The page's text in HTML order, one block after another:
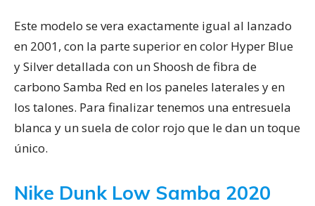
Este modelo se vera exactamente igual al lanzado
en 2001, con la parte superior en color Hyper Blue
y Silver detallada con un Shoosh de fibra de
carbono Samba Red en los paneles laterales y en
los talones. Para finalizar tenemos una entresuela
blanca y un suela de color rojo que le dan un toque
único.
Nike Dunk Low Samba 2020